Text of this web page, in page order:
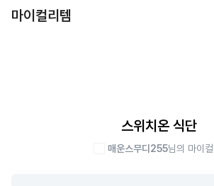
마이컬리템
스위치온 식단
매운스무디255님의 마이